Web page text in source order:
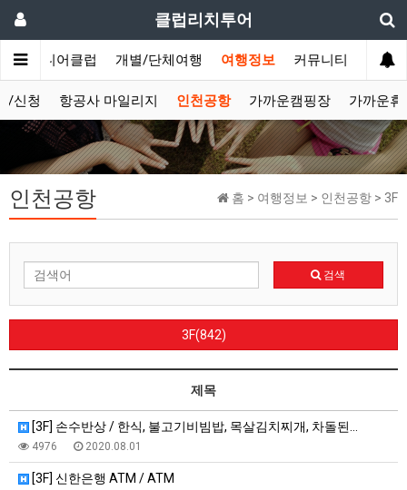
클럽리치투어
시니어클럽 개별/단체여행 여행정보 커뮤니티
/신청 항공사 마일리지 인천공항 가까운캠핑장 가까운휴
홈 > 여행정보 > 인천공항 > 3F
인천공항
검색
3F(842)
제목
[3F] 손수반상 / 한식, 불고기비빔밥, 목살김치찌개, 차돌된…
4976 2020.08.01
[3F] 신한은행 ATM / ATM